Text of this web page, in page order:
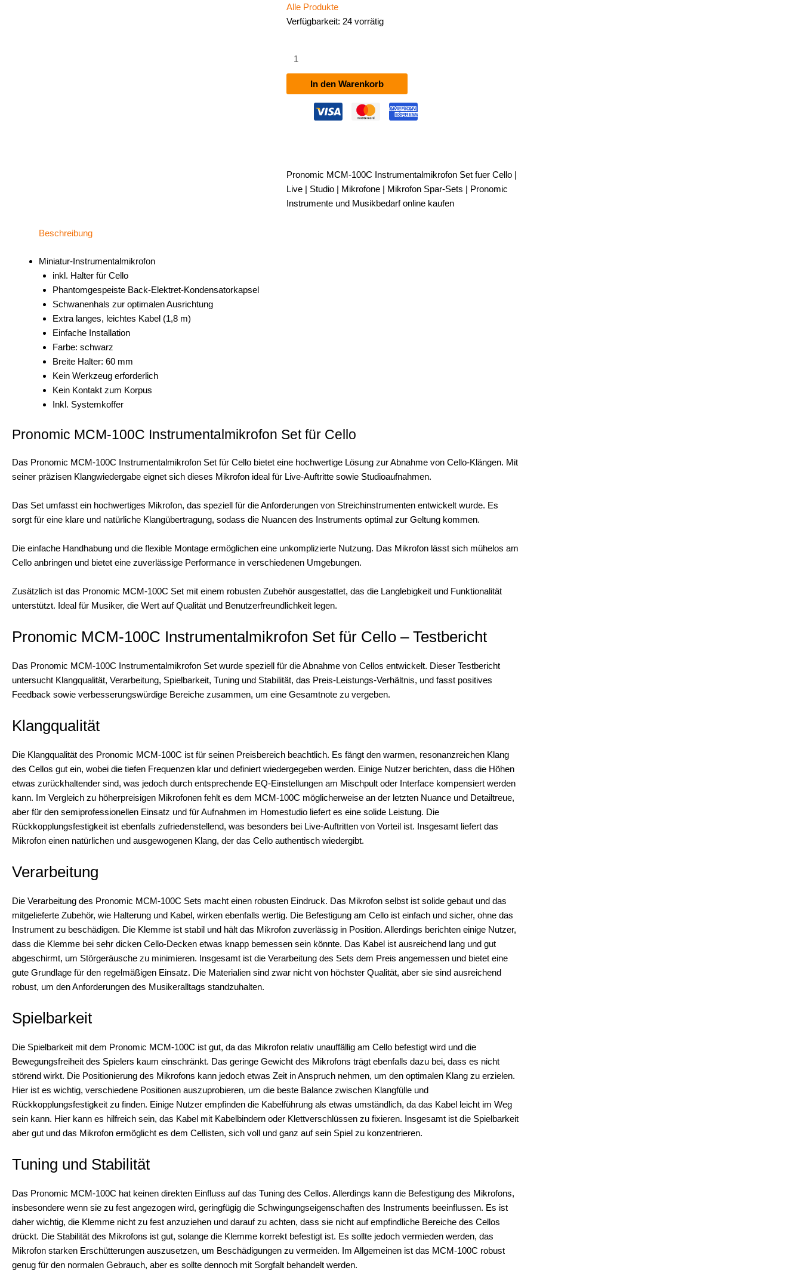
Alle Produkte
Verfügbarkeit: 24 vorrätig
MCM-
Instrumentalmikrofon
In den Warenkorb
Pronomic MCM-100C Instrumentalmikrofon Set fuer Cello |
Live | Studio | Mikrofone | Mikrofon Spar-Sets | Pronomic
Instrumente und Musikbedarf online kaufen
Beschreibung
Miniatur-Instrumentalmikrofon
inkl. Halter für Cello
Phantomgespeiste Back-Elektret-Kondensatorkapsel
Schwanenhals zur optimalen Ausrichtung
Extra langes, leichtes Kabel (1,8 m)
Einfache Installation
Farbe: schwarz
Breite Halter: 60 mm
Kein Werkzeug erforderlich
Kein Kontakt zum Korpus
Inkl. Systemkoffer
Pronomic MCM-100C Instrumentalmikrofon Set für Cello
Das Pronomic MCM-100C Instrumentalmikrofon Set für Cello bietet eine hochwertige Lösung zur Abnahme von Cello-Klängen. Mit
seiner präzisen Klangwiedergabe eignet sich dieses Mikrofon ideal für Live-Auftritte sowie Studioaufnahmen.
Das Set umfasst ein hochwertiges Mikrofon, das speziell für die Anforderungen von Streichinstrumenten entwickelt wurde. Es
sorgt für eine klare und natürliche Klangübertragung, sodass die Nuancen des Instruments optimal zur Geltung kommen.
Die einfache Handhabung und die flexible Montage ermöglichen eine unkomplizierte Nutzung. Das Mikrofon lässt sich mühelos am
Cello anbringen und bietet eine zuverlässige Performance in verschiedenen Umgebungen.
Zusätzlich ist das Pronomic MCM-100C Set mit einem robusten Zubehör ausgestattet, das die Langlebigkeit und Funktionalität
unterstützt. Ideal für Musiker, die Wert auf Qualität und Benutzerfreundlichkeit legen.
Pronomic MCM-100C Instrumentalmikrofon Set für Cello – Testbericht
Das Pronomic MCM-100C Instrumentalmikrofon Set wurde speziell für die Abnahme von Cellos entwickelt. Dieser Testbericht
untersucht Klangqualität, Verarbeitung, Spielbarkeit, Tuning und Stabilität, das Preis-Leistungs-Verhältnis, und fasst positives
Feedback sowie verbesserungswürdige Bereiche zusammen, um eine Gesamtnote zu vergeben.
Klangqualität
Die Klangqualität des Pronomic MCM-100C ist für seinen Preisbereich beachtlich. Es fängt den warmen, resonanzreichen Klang
des Cellos gut ein, wobei die tiefen Frequenzen klar und definiert wiedergegeben werden. Einige Nutzer berichten, dass die Höhen
etwas zurückhaltender sind, was jedoch durch entsprechende EQ-Einstellungen am Mischpult oder Interface kompensiert werden
kann. Im Vergleich zu höherpreisigen Mikrofonen fehlt es dem MCM-100C möglicherweise an der letzten Nuance und Detailtreue,
aber für den semiprofessionellen Einsatz und für Aufnahmen im Homestudio liefert es eine solide Leistung. Die
Rückkopplungsfestigkeit ist ebenfalls zufriedenstellend, was besonders bei Live-Auftritten von Vorteil ist. Insgesamt liefert das
Mikrofon einen natürlichen und ausgewogenen Klang, der das Cello authentisch wiedergibt.
Verarbeitung
Die Verarbeitung des Pronomic MCM-100C Sets macht einen robusten Eindruck. Das Mikrofon selbst ist solide gebaut und das
mitgelieferte Zubehör, wie Halterung und Kabel, wirken ebenfalls wertig. Die Befestigung am Cello ist einfach und sicher, ohne das
Instrument zu beschädigen. Die Klemme ist stabil und hält das Mikrofon zuverlässig in Position. Allerdings berichten einige Nutzer,
dass die Klemme bei sehr dicken Cello-Decken etwas knapp bemessen sein könnte. Das Kabel ist ausreichend lang und gut
abgeschirmt, um Störgeräusche zu minimieren. Insgesamt ist die Verarbeitung des Sets dem Preis angemessen und bietet eine
gute Grundlage für den regelmäßigen Einsatz. Die Materialien sind zwar nicht von höchster Qualität, aber sie sind ausreichend
robust, um den Anforderungen des Musikeralltags standzuhalten.
Spielbarkeit
Die Spielbarkeit mit dem Pronomic MCM-100C ist gut, da das Mikrofon relativ unauffällig am Cello befestigt wird und die
Bewegungsfreiheit des Spielers kaum einschränkt. Das geringe Gewicht des Mikrofons trägt ebenfalls dazu bei, dass es nicht
störend wirkt. Die Positionierung des Mikrofons kann jedoch etwas Zeit in Anspruch nehmen, um den optimalen Klang zu erzielen.
Hier ist es wichtig, verschiedene Positionen auszuprobieren, um die beste Balance zwischen Klangfülle und
Rückkopplungsfestigkeit zu finden. Einige Nutzer empfinden die Kabelführung als etwas umständlich, da das Kabel leicht im Weg
sein kann. Hier kann es hilfreich sein, das Kabel mit Kabelbindern oder Klettverschlüssen zu fixieren. Insgesamt ist die Spielbarkeit
aber gut und das Mikrofon ermöglicht es dem Cellisten, sich voll und ganz auf sein Spiel zu konzentrieren.
Tuning und Stabilität
Das Pronomic MCM-100C hat keinen direkten Einfluss auf das Tuning des Cellos. Allerdings kann die Befestigung des Mikrofons,
insbesondere wenn sie zu fest angezogen wird, geringfügig die Schwingungseigenschaften des Instruments beeinflussen. Es ist
daher wichtig, die Klemme nicht zu fest anzuziehen und darauf zu achten, dass sie nicht auf empfindliche Bereiche des Cellos
drückt. Die Stabilität des Mikrofons ist gut, solange die Klemme korrekt befestigt ist. Es sollte jedoch vermieden werden, das
Mikrofon starken Erschütterungen auszusetzen, um Beschädigungen zu vermeiden. Im Allgemeinen ist das MCM-100C robust
genug für den normalen Gebrauch, aber es sollte dennoch mit Sorgfalt behandelt werden.